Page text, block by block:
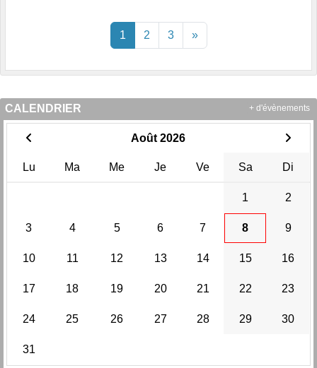
1 2 3 »
CALENDRIER
Août 2026
Lu Ma Me Je Ve Sa Di
1 2
3 4 5 6 7 8 9
10 11 12 13 14 15 16
17 18 19 20 21 22 23
24 25 26 27 28 29 30
31
+ d'évènements